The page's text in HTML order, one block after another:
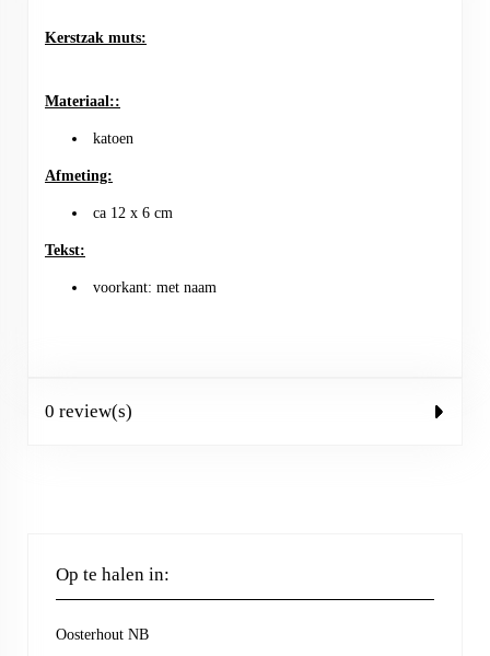
Kerstzak muts:
Materiaal::
katoen
Afmeting:
ca 12 x 6 cm
Tekst:
voorkant: met naam
0 review(s)
Op te halen in:
Oosterhout NB